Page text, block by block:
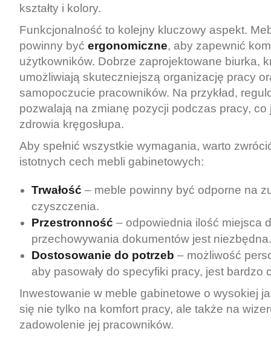
kształty i kolory.
Funkcjonalność to kolejny kluczowy aspekt.
powinny być ergonomiczne, aby zapewnić
użytkowników. Dobrze zaprojektowane biurka,
umożliwiają skuteczniejszą organizację pracy
samopoczucie pracowników. Na przykład,
pozwalają na zmianę pozycji podczas pracy, co
zdrowia kręgosłupa.
Aby spełnić wszystkie wymagania, warto
istotnych cech mebli gabinetowych:
Trwałość – meble powinny być odporne na
czyszczenia.
Przestronność – odpowiednia ilość miejsca
przechowywania dokumentów jest niezbędna.
Dostosowanie do potrzeb – możliwość
aby pasowały do specyfiki pracy, jest bardzo
Inwestowanie w meble gabinetowe o wysokiej
się nie tylko na komfort pracy, ale także na
zadowolenie jej pracowników.